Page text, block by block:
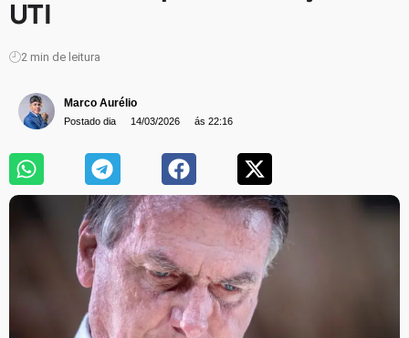
UTI
2 min de leitura
Marco Aurélio
Postado dia 14/03/2026 ás 22:16